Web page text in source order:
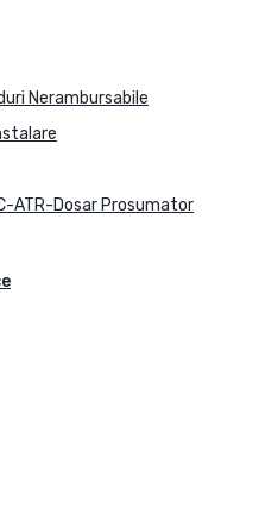
Nerambursabile
ATR-Dosar Prosumator